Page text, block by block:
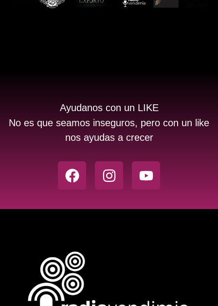
Ayudanos con un LIKE
No es que seamos inseguros, pero con un like
nos ayudas a crecer